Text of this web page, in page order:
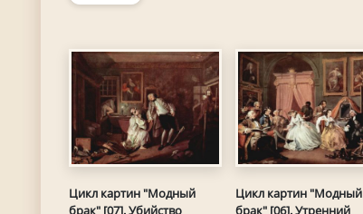
Цикл картин "Модный
брак" [07]. Убийство
Цикл картин "Модный
брак" [06]. Утренний